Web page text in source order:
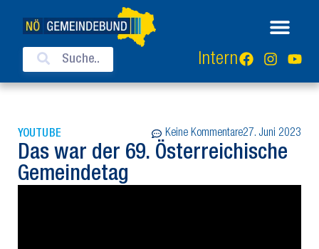
Intern
YOUTUBE Keine Kommentare27. Juni 2023
Das war der 69. Österreichische
Gemeindetag